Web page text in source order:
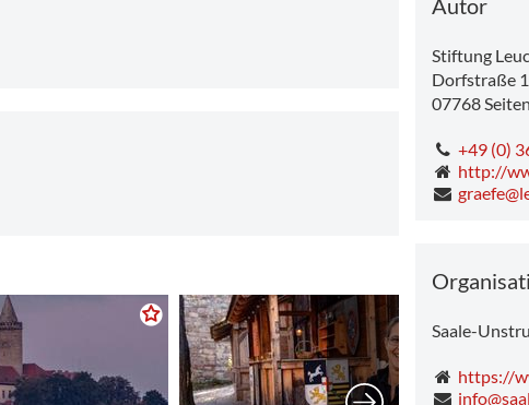
Stiftung
Dorfstraße
07768
+49 (0)
http://
Saale-
https://